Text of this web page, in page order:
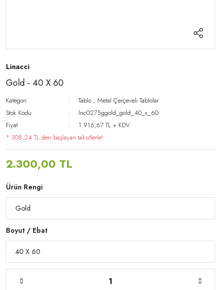
Linacci
Gold - 40 X 60
Kategori Tablo ,Metal Çerçeveli Tablolar
Stok Kodu
lnc0275ggold_gold_40_x_60
Fiyat
1.916,67 TL + KDV
* 308,24 TL den başlayan taksitlerle!
2.300,00 TL
Ürün Rengi
Boyut / Ebat